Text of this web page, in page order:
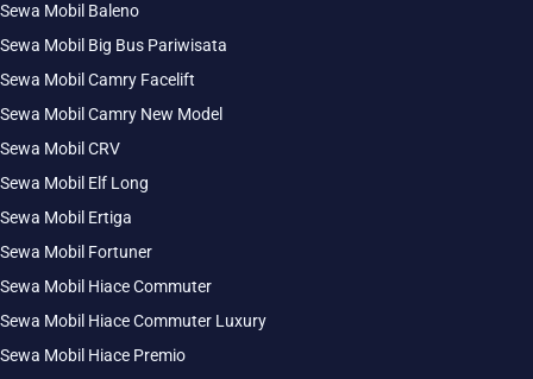
Sewa Mobil Baleno
Sewa Mobil Big Bus Pariwisata
Sewa Mobil Camry Facelift
Sewa Mobil Camry New Model
Sewa Mobil CRV
Sewa Mobil Elf Long
Sewa Mobil Ertiga
Sewa Mobil Fortuner
Sewa Mobil Hiace Commuter
Sewa Mobil Hiace Commuter Luxury
Sewa Mobil Hiace Premio